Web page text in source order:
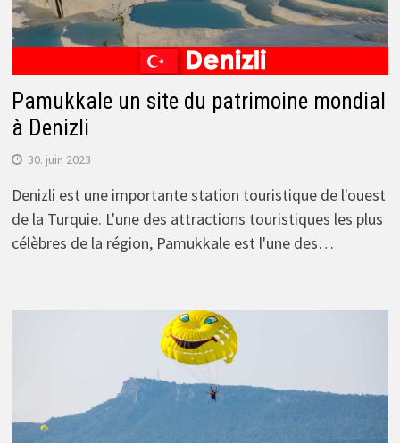
Pamukkale un site du patrimoine mondial
à Denizli
30. juin 2023
Denizli est une importante station touristique de l'ouest
de la Turquie. L'une des attractions touristiques les plus
célèbres de la région, Pamukkale est l'une des…